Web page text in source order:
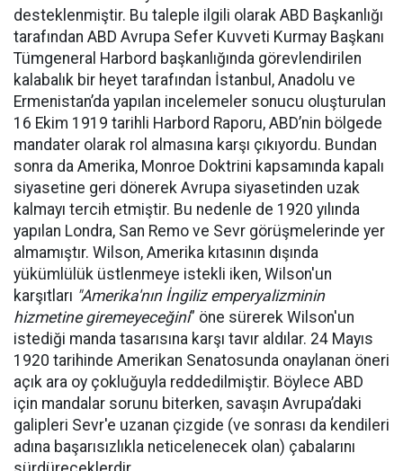
desteklenmiştir. Bu taleple ilgili olarak ABD Başkanlığı
tarafından ABD Avrupa Sefer Kuvveti Kurmay Başkanı
Tümgeneral Harbord başkanlığında görevlendirilen
kalabalık bir heyet tarafından İstanbul, Anadolu ve
Ermenistan’da yapılan incelemeler sonucu oluşturulan
16 Ekim 1919 tarihli Harbord Raporu, ABD’nin bölgede
mandater olarak rol almasına karşı çıkıyordu. Bundan
sonra da Amerika, Monroe Doktrini kapsamında kapalı
siyasetine geri dönerek Avrupa siyasetinden uzak
kalmayı tercih etmiştir. Bu nedenle de 1920 yılında
yapılan Londra, San Remo ve Sevr görüşmelerinde yer
almamıştır. Wilson, Amerika kıtasının dışında
yükümlülük üstlenmeye istekli iken, Wilson'un
karşıtları "Amerika'nın İngiliz emperyalizminin
hizmetine giremeyeceğini” öne sürerek Wilson'un
istediği manda tasarısına karşı tavır aldılar. 24 Mayıs
1920 tarihinde Amerikan Senatosunda onaylanan öneri
açık ara oy çokluğuyla reddedilmiştir. Böylece ABD
için mandalar sorunu biterken, savaşın Avrupa’daki
galipleri Sevr'e uzanan çizgide (ve sonrası da kendileri
adına başarısızlıkla neticelenecek olan) çabalarını